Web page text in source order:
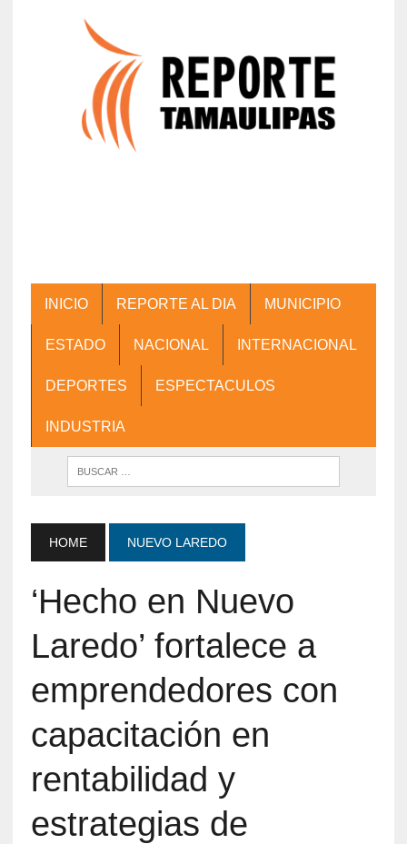
INICIO REPORTE AL DIA MUNICIPIO
ESTADO NACIONAL INTERNACIONAL
DEPORTES ESPECTACULOS
INDUSTRIA
HOME NUEVO LAREDO
‘Hecho en Nuevo
Laredo’ fortalece a
emprendedores con
capacitación en
rentabilidad y
estrategias de